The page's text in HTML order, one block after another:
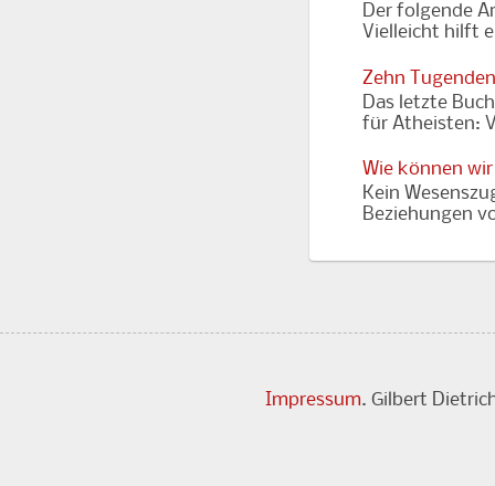
Der folgende
Vielleicht hilft
Zehn
Das letzte
für Atheisten:
Wie können
Kein
Beziehungen
Impressum. Gilbert